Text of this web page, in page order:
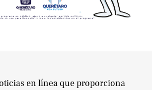
en línea que proporciona